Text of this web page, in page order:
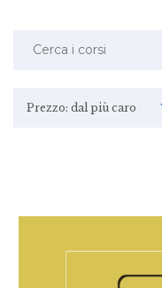
Prezzo: dal più caro